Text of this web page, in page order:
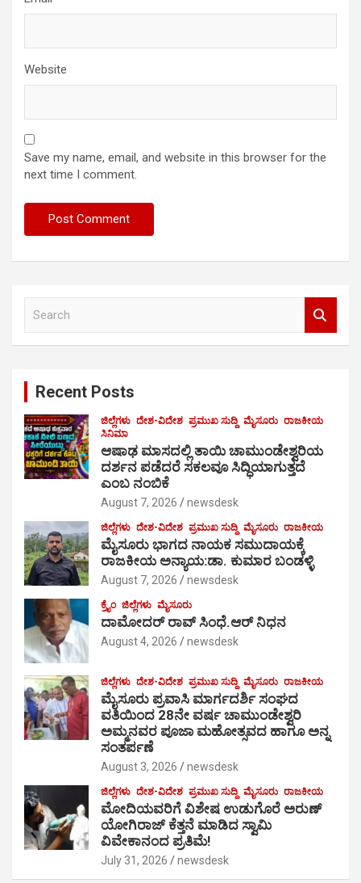
Website
Save my name, email, and website in this browser for the
next time I comment.
Recent Posts
ಜಿಲ್ಲೆಗಳು ದೇಶ-ವಿದೇಶ ಪ್ರಮುಖ ಸುದ್ದಿ ಮೈಸೂರು ರಾಜಕೀಯ
ಸಿನಿಮಾ
ಆಷಾಢ ಮಾಸದಲ್ಲಿ ತಾಯಿ ಚಾಮುಂಡೇಶ್ವರಿಯ
ದರ್ಶನ ಪಡೆದರೆ ಸಕಲವೂ ಸಿದ್ಧಿಯಾಗುತ್ತದೆ
ಎಂಬ ನಂಬಿಕೆ
August 7, 2026 newsdesk
ಜಿಲ್ಲೆಗಳು ದೇಶ-ವಿದೇಶ ಪ್ರಮುಖ ಸುದ್ದಿ ಮೈಸೂರು ರಾಜಕೀಯ
ಮೈಸೂರು ಭಾಗದ ನಾಯಕ ಸಮುದಾಯಕ್ಕೆ
ರಾಜಕೀಯ ಅನ್ಯಾಯ:ಡಾ. ಕುಮಾರ ಬಂಡಳ್ಳಿ
August 7, 2026 newsdesk
ಕ್ರೈಂ ಜಿಲ್ಲೆಗಳು ಮೈಸೂರು
ದಾಮೋದರ್ ರಾವ್ ಸಿಂಧೆ.ಆರ್ ನಿಧನ
August 4, 2026 newsdesk
ಜಿಲ್ಲೆಗಳು ದೇಶ-ವಿದೇಶ ಪ್ರಮುಖ ಸುದ್ದಿ ಮೈಸೂರು ರಾಜಕೀಯ
ಮೈಸೂರು ಪ್ರವಾಸಿ ಮಾರ್ಗದರ್ಶಿ ಸಂಘದ
ವತಿಯಿಂದ 28ನೇ ವರ್ಷ ಚಾಮುಂಡೇಶ್ವರಿ
ಅಮ್ಮನವರ ಪೂಜಾ ಮಹೋತ್ಸವದ ಹಾಗೂ ಅನ್ನ
ಸಂತರ್ಪಣೆ
August 3, 2026 newsdesk
ಜಿಲ್ಲೆಗಳು ದೇಶ-ವಿದೇಶ ಪ್ರಮುಖ ಸುದ್ದಿ ಮೈಸೂರು ರಾಜಕೀಯ
ಮೋದಿಯವರಿಗೆ ವಿಶೇಷ ಉಡುಗೊರೆ ಅರುಣ್
ಯೋಗಿರಾಜ್ ಕೆತ್ತನೆ ಮಾಡಿದ ಸ್ವಾಮಿ
ವಿವೇಕಾನಂದ ಪ್ರತಿಮೆ!
July 31, 2026 newsdesk